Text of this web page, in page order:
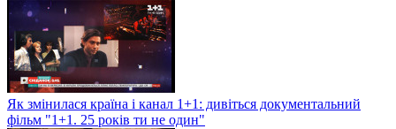
Як змінилася країна і канал 1+1: дивіться документальний
фільм "1+1. 25 років ти не один"